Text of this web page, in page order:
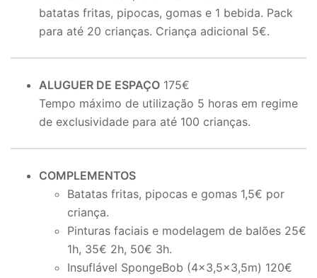
batatas fritas, pipocas, gomas e 1 bebida. Pack
para até 20 crianças. Criança adicional 5€.
ALUGUER DE ESPAÇO 175€
Tempo máximo de utilização 5 horas em regime
de exclusividade para até 100 crianças.
COMPLEMENTOS
Batatas fritas, pipocas e gomas 1,5€ por
criança.
Pinturas faciais e modelagem de balões 25€
1h, 35€ 2h, 50€ 3h.
Insuflável SpongeBob (4×3,5×3,5m) 120€